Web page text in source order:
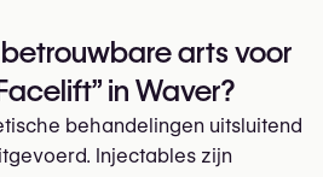
arts voor
in Waver?
behandelingen uitsluitend
Injectables zijn